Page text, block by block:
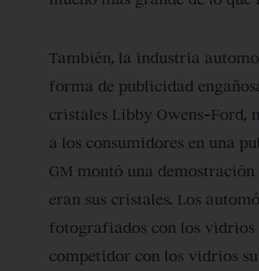
También, la industria
forma de publicidad
cristales Libby Owens-Ford,
a los consumidores en una
GM montó una
eran sus cristales. Los
fotografiados con los vidrios
competidor con los vidrios